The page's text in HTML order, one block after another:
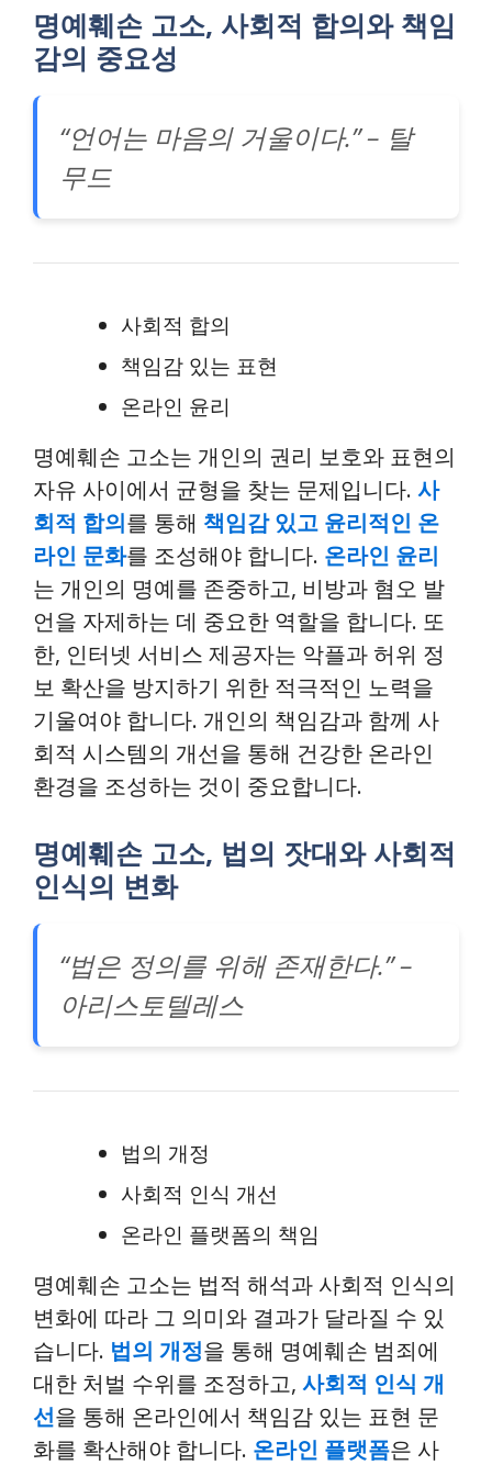
명예훼손 고소, 사회적 합의와 책임
감의 중요성
“언어는 마음의 거울이다.” – 탈
무드
사회적 합의
책임감 있는 표현
온라인 윤리
명예훼손 고소는 개인의 권리 보호와 표현의
자유 사이에서 균형을 찾는 문제입니다. 사
회적 합의를 통해 책임감 있고 윤리적인 온
라인 문화를 조성해야 합니다. 온라인 윤리
는 개인의 명예를 존중하고, 비방과 혐오 발
언을 자제하는 데 중요한 역할을 합니다. 또
한, 인터넷 서비스 제공자는 악플과 허위 정
보 확산을 방지하기 위한 적극적인 노력을
기울여야 합니다. 개인의 책임감과 함께 사
회적 시스템의 개선을 통해 건강한 온라인
환경을 조성하는 것이 중요합니다.
명예훼손 고소, 법의 잣대와 사회적
인식의 변화
“법은 정의를 위해 존재한다.” –
아리스토텔레스
법의 개정
사회적 인식 개선
온라인 플랫폼의 책임
명예훼손 고소는 법적 해석과 사회적 인식의
변화에 따라 그 의미와 결과가 달라질 수 있
습니다. 법의 개정을 통해 명예훼손 범죄에
대한 처벌 수위를 조정하고, 사회적 인식 개
선을 통해 온라인에서 책임감 있는 표현 문
화를 확산해야 합니다. 온라인 플랫폼은 사